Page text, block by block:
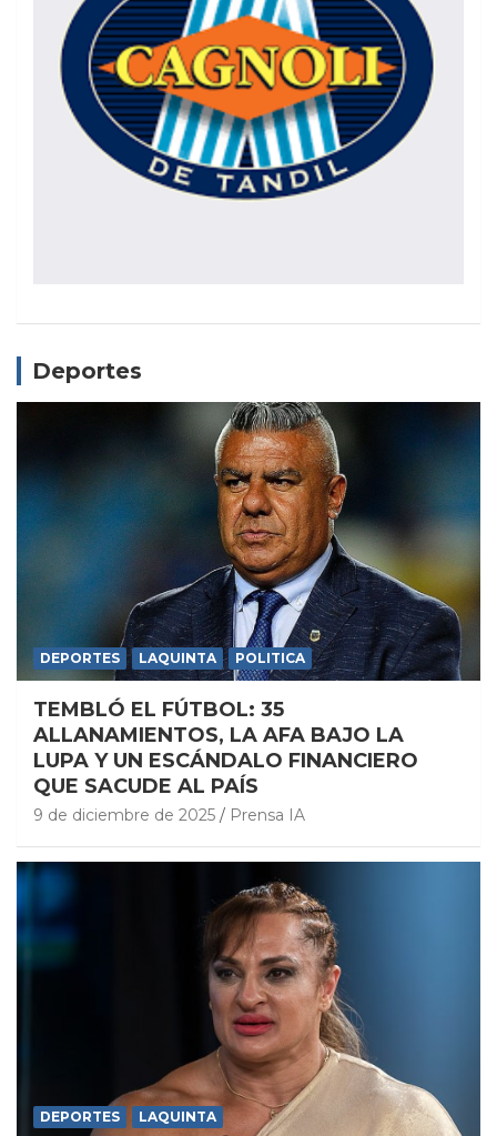
Deportes
DEPORTES LAQUINTA POLITICA
TEMBLÓ EL FÚTBOL: 35
ALLANAMIENTOS, LA AFA BAJO LA
LUPA Y UN ESCÁNDALO FINANCIERO
QUE SACUDE AL PAÍS
9 de diciembre de 2025 Prensa IA
DEPORTES LAQUINTA